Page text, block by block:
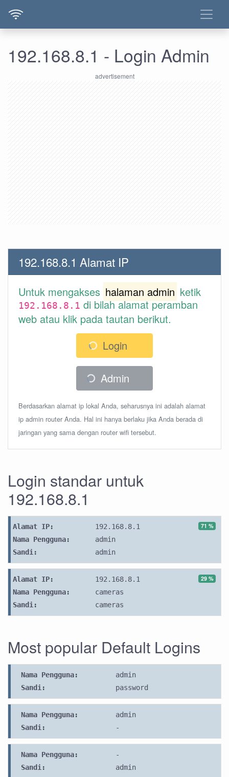
192.168.8.1 - Login Admin
192.168.8.1 Alamat IP
Untuk mengakses halaman admin ketik
192.168.8.1 di bilah alamat peramban
web atau klik pada tautan berikut.
Login
Admin
Berdasarkan alamat ip lokal Anda, seharusnya ini adalah alamat
ip admin router Anda. Hal ini hanya berlaku jika Anda berada di
jaringan yang sama dengan router wifi tersebut.
Login standar untuk
192.168.8.1
71 %
Alamat IP:
192.168.8.1
Nama Pengguna:
admin
Sandi:
admin
29 %
Alamat IP:
192.168.8.1
Nama Pengguna:
cameras
Sandi:
cameras
Most popular Default Logins
Nama Pengguna:
admin
Sandi:
password
Nama Pengguna:
admin
Sandi:
-
Nama Pengguna:
-
Sandi:
admin